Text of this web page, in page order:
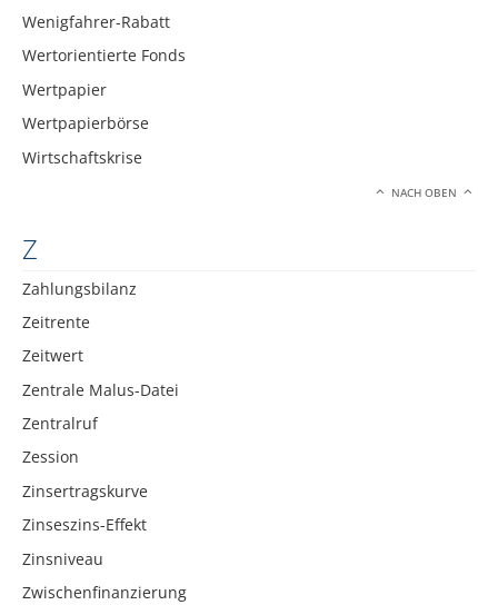
Wenigfahrer-Rabatt
Wertorientierte Fonds
Wertpapier
Wertpapierbörse
Wirtschaftskrise
NACH OBEN
Z
Zahlungsbilanz
Zeitrente
Zeitwert
Zentrale Malus-Datei
Zentralruf
Zession
Zinsertragskurve
Zinseszins-Effekt
Zinsniveau
Zwischenfinanzierung